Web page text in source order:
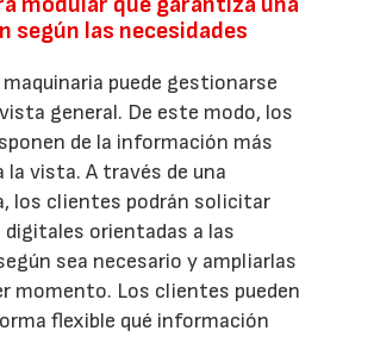
según las necesidades
puede gestionarse
general. De este modo, los
de la información más
la vista. A través de una
los clientes podrán solicitar
digitales orientadas a las
sea necesario y ampliarlas
momento. Los clientes pueden
flexible qué información